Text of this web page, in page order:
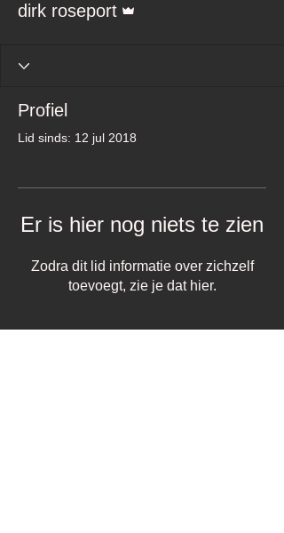
dirk roseport
Profiel
Lid sinds: 12 jul 2018
Er is hier nog niets te zien
Zodra dit lid informatie over zichzelf
toevoegt, zie je dat hier.